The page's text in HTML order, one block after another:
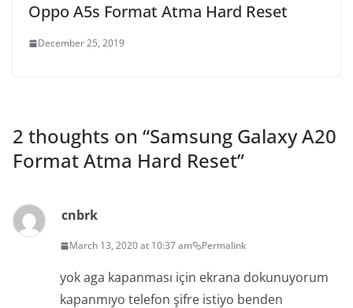
Oppo A5s Format Atma Hard Reset
December 25, 2019
2 thoughts on “Samsung Galaxy A20
Format Atma Hard Reset”
cnbrk
March 13, 2020 at 10:37 am Permalink
yok aga kapanması için ekrana dokunuyorum
kapanmıyo telefon şifre istiyo benden